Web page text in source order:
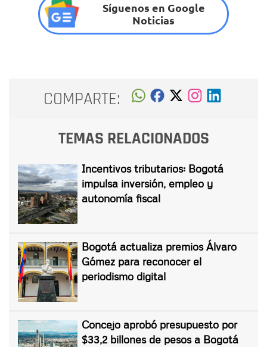
Síguenos en Google
Noticias
COMPARTE:
TEMAS RELACIONADOS
Incentivos tributarios: Bogotá
impulsa inversión, empleo y
autonomía fiscal
Bogotá actualiza premios Álvaro
Gómez para reconocer el
periodismo digital
Concejo aprobó presupuesto por
$33,2 billones de pesos a Bogotá